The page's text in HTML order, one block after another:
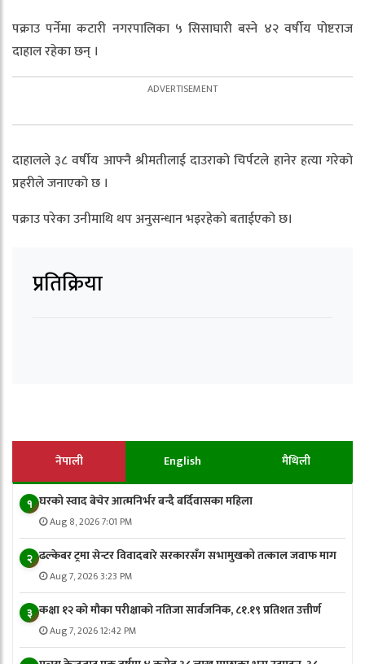
पक्राउ पर्नेमा कटारी नगरपालिका ५ सिसाघारी बस्ने ४२ वर्षीय पोष्टराज
दाहाल रहेका छन् ।
दाहालले ३८ वर्षीय आफ्नै श्रीमतीलाई दाउराको चिर्पटले हानेर हत्या गरेको
प्रहरीले जनाएको छ ।
पक्राउ परेका उनीमाथि थप अनुसन्धान भइरहेको बताईएको छ।
प्रतिक्रिया
नेपाली English मैथिली
१ घरको स्वाद बेचेर आत्मनिर्भर बन्दै बर्दिवासका महिला
Aug 8, 2026 7:01 PM
२ ढल्केबर ट्रमा सेन्टर विवादबारे सरकारसँग सभामुखको तत्काल जवाफ माग
Aug 7, 2026 3:23 PM
३ कक्षा १२ को मौका परीक्षाको नतिजा सार्वजनिक, ८१.१९ प्रतिशत उत्तीर्ण
Aug 7, 2026 12:42 PM